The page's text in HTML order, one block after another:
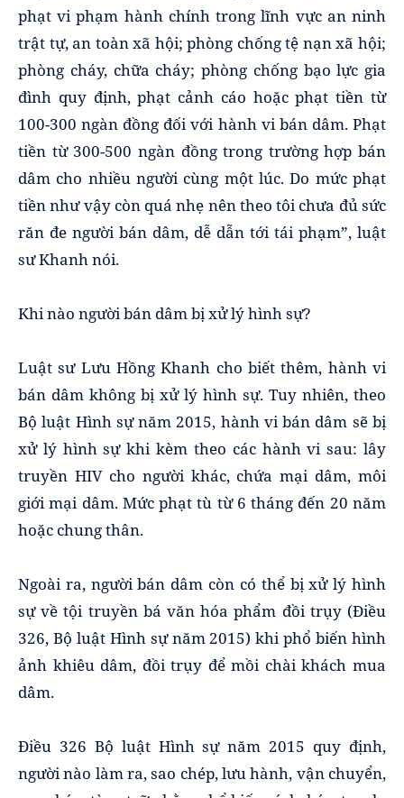
phạt vi phạm hành chính trong lĩnh vực an ninh
trật tự, an toàn xã hội; phòng chống tệ nạn xã hội;
phòng cháy, chữa cháy; phòng chống bạo lực gia
đình quy định, phạt cảnh cáo hoặc phạt tiền từ
100-300 ngàn đồng đối với hành vi bán dâm. Phạt
tiền từ 300-500 ngàn đồng trong trường hợp bán
dâm cho nhiều người cùng một lúc. Do mức phạt
tiền như vậy còn quá nhẹ nên theo tôi chưa đủ sức
răn đe người bán dâm, dễ dẫn tới tái phạm”, luật
sư Khanh nói.
Khi nào người bán dâm bị xử lý hình sự?
Luật sư Lưu Hồng Khanh cho biết thêm, hành vi
bán dâm không bị xử lý hình sự. Tuy nhiên, theo
Bộ luật Hình sự năm 2015, hành vi bán dâm sẽ bị
xử lý hình sự khi kèm theo các hành vi sau: lây
truyền HIV cho người khác, chứa mại dâm, môi
giới mại dâm. Mức phạt tù từ 6 tháng đến 20 năm
hoặc chung thân.
Ngoài ra, người bán dâm còn có thể bị xử lý hình
sự về tội truyền bá văn hóa phẩm đồi trụy (Điều
326, Bộ luật Hình sự năm 2015) khi phổ biến hình
ảnh khiêu dâm, đồi trụy để mồi chài khách mua
dâm.
Điều 326 Bộ luật Hình sự năm 2015 quy định,
người nào làm ra, sao chép, lưu hành, vận chuyển,